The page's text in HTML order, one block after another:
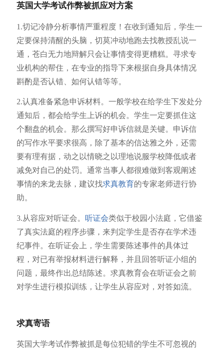
英国大学考试作弊被抓应对方案
1.切记冷静分析事情严重程度！在收到通知后，学生一
定要保持清醒的头脑，切莫冲动地跑去找教授乱说一
通，苍白无力地辩解只会让事情变得更糟糕。寻求专
业机构的帮住，在专业的指导下来根据自身具体情况
斟酌是否认错、如何认错等等。
2.认真准备紧急申诉材料。一般学校在给学生下发处分
通知后，都会给学生上诉的机会。学生一定要抓住这
个翻盘的机会。那么撰写好申诉信就是关键。申诉信
的写作水平要求很高，除了基本的信达雅之外，还需
要有理有据，动之以情晓之以理地说服学校降低或者
减免对自己的处罚。通常当事人都很难做到客观阐述
事情的来龙去脉，建议找求真教育的专家老师进行协
助。
3.从容应对听证会。 听证会类似于校园小法庭，它借鉴
了真实法庭的程序步骤，来判定学生是否存在学术违
纪事件。在听证会上，学生需要陈述事件的具体过
程，对已有举报材料进行解释，并且回答听证小组的
问题，最终作出总结陈述。求真教育会在听证会之前
对学生进行模拟训练，让学生从容应对，对答如流。
求真寄语
英国大学考试作弊被抓是每位犯错的学生不可忽视的